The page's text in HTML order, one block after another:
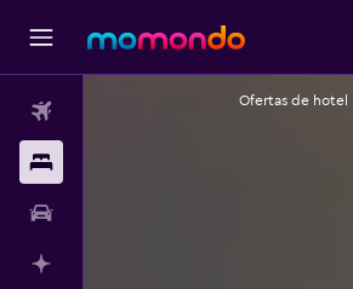
Ofertas de hotel